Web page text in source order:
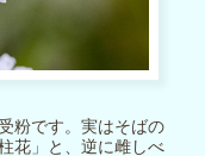
粉です。実はそばの
花」と、逆に雌しべ